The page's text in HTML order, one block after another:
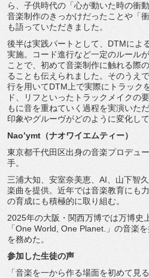
ら、 子供時代の「心が動いた時の衝
音楽制作のきっかけだったことや「
も語っていただきました。
後半は実践パートとして、 DTMによ
実施。
コード進行など一定のルール
こと で、 初めて音楽制作に触れる際
ることも伝えられました。そのうえで
行を用いてDTM上で実際にトラック
ド、
リフといったトラックメイクの
もに音を重ねていく過程を実演いただ
印象やグルーヴがどのように変化して
Nao’ymt（ナオワイエムティー）
東京都千代田区出身の音楽プロデュ
手。
三浦大知、安室奈美恵、AI、山下智久
楽曲を提供。 近年では音楽教育にも力
の育成にも積極的に取り組む。
2025年の大阪・ 関西万博では万博史
「One World, One Planet.」の音楽
を務めた。
参加した生徒の声
「音楽を一から作る場面を初めて見